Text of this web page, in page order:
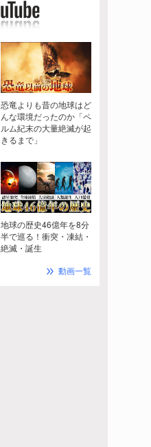
恐竜よりも昔の地球はど
んな環境だったのか「ペ
ルム紀末の大量絶滅が起
きるまで」
地球の歴史46億年を8分
半で巡る！衝突・凍結・
絶滅・誕生
動画一覧